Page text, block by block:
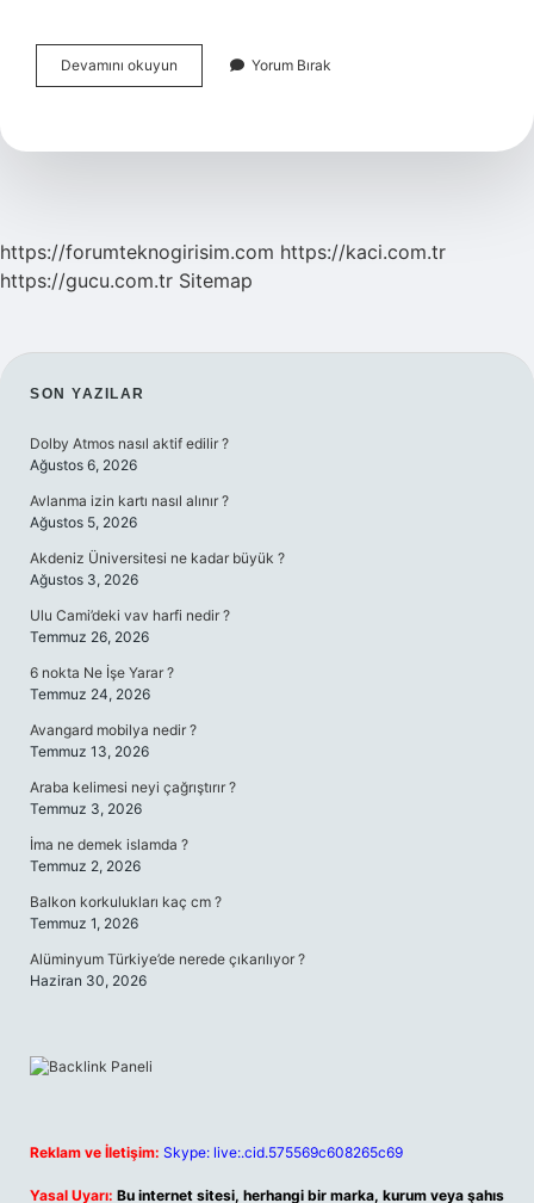
Devamını okuyun
Çağ
Ahmet
Yorum Bırak
https://forumteknogirisim.com https://kaci.com.tr
https://gucu.com.tr Sitemap
SIDEBAR
SON YAZILAR
Dolby Atmos nasıl aktif edilir ?
Ağustos 6, 2026
Avlanma izin kartı nasıl alınır ?
Ağustos 5, 2026
Akdeniz Üniversitesi ne kadar büyük ?
Ağustos 3, 2026
Ulu Cami’deki vav harfi nedir ?
Temmuz 26, 2026
6 nokta Ne İşe Yarar ?
Temmuz 24, 2026
Avangard mobilya nedir ?
Temmuz 13, 2026
Araba kelimesi neyi çağrıştırır ?
Temmuz 3, 2026
İma ne demek islamda ?
Temmuz 2, 2026
Balkon korkulukları kaç cm ?
Temmuz 1, 2026
Alüminyum Türkiye’de nerede çıkarılıyor ?
Haziran 30, 2026
Reklam ve İletişim: Skype: live:.cid.575569c608265c69
Yasal Uyarı: Bu internet sitesi, herhangi bir marka, kurum veya şahıs